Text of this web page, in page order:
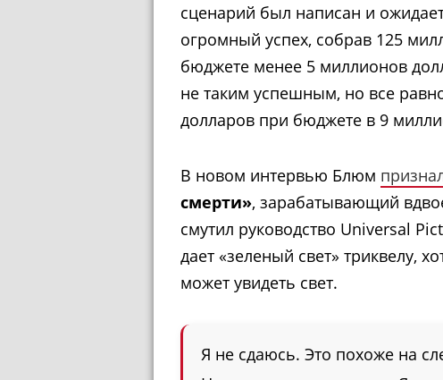
сценарий был написан и
огромный успех, собрав 125
бюджете менее 5 миллионов
не таким успешным, но все
долларов при бюджете в 9
В новом интервью Блюм
смерти», зарабатывающий
смутил руководство Universal
дает «зеленый свет» триквелу,
может увидеть свет.
Я не сдаюсь. Это похоже на